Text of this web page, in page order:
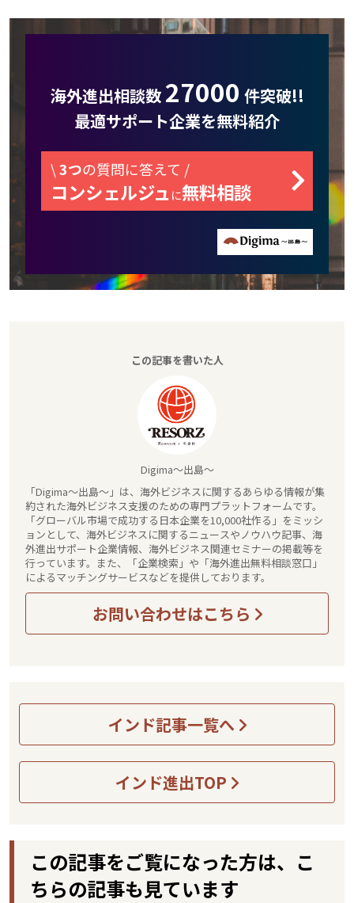
海外進出相談数 27000 件突破!!
最適サポート企業を無料紹介
\3つの質問に答えて /
コンシェルジュ に無料相談
この記事を書いた人
Digima～出島～
「Digima～出島～」は、海外ビジネスに関するあらゆる情報が集
約された海外ビジネス支援のための専門プラットフォームです。
「グローバル市場で成功する日本企業を10,000社作る」をミッシ
ョンとして、海外ビジネスに関するニュースやノウハウ記事、海
外進出サポート企業情報、海外ビジネス関連セミナーの掲載等を
行っています。また、「企業検索」や「海外進出無料相談窓口」
によるマッチングサービスなどを提供しております。
お問い合わせはこちら
インド記事一覧へ
インド進出TOP
この記事をご覧になった方は、こ
ちらの記事も見ています